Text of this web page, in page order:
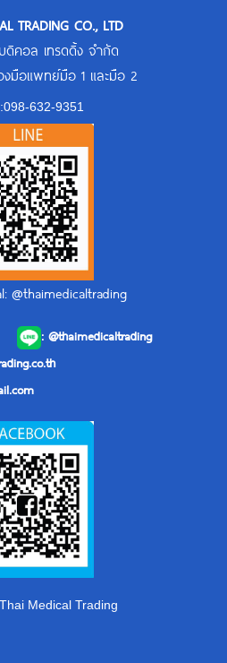
TRADING CO., LTD
ดิคอล เทรดดิ้ง จำกัด
มือแพทย์มือ 1 และมือ 2
:098-632-9351
@thaimedicaltrading
: @thaimedicaltrading
Medical Trading